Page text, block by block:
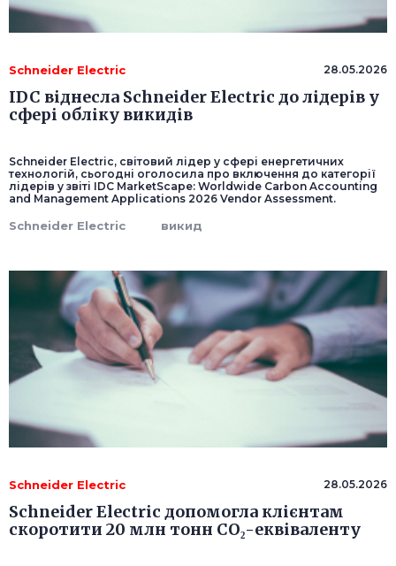
Schneider Electric 28.05.2026
IDC віднесла Schneider Electric до лідерів у
сфері обліку викидів
Schneider Electric, світовий лідер у сфері енергетичних
технологій, сьогодні оголосила про включення до категорії
лідерів у звіті IDC MarketScape: Worldwide Carbon Accounting
and Management Applications 2026 Vendor Assessment.
Schneider Electric викид
Schneider Electric 28.05.2026
Schneider Electric допомогла клієнтам
скоротити 20 млн тонн CO₂-еквіваленту